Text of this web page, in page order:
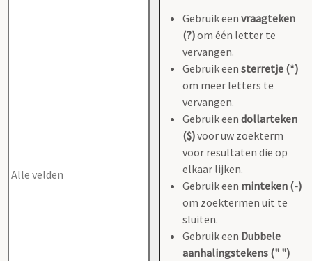
Gebruik een vraagteken
(?)om één letter te
vervangen.
Gebruik een sterretje (*)
om meer letters te
vervangen.
Gebruik een dollarteken
($)voor uw zoekterm
voor resultaten die op
elkaar lijken.
Gebruik een minteken (-)
om zoektermen uit te
sluiten.
Gebruik een Dubbele
aanhalingstekens (" ")